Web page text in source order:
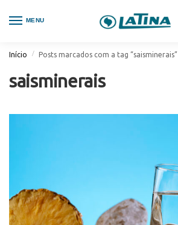
MENU
Início / Posts marcados com a tag “saisminerais”
saisminerais